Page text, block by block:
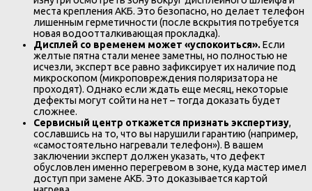
места крепления АКБ. Это безопасно, но делает телефон
лишенным герметичности (после вскрытия потребуется
новая водоотталкивающая прокладка).
Дисплей со временем может «успокоиться».Если
желтые пятна стали менее заметны, но полностью не
исчезли, эксперт все равно зафиксирует их наличие под
микроскопом (микроповреждения поляризатора не
проходят). Однако если ждать еще месяц, некоторые
дефекты могут сойти на нет – тогда доказать будет
сложнее.
Сервисный центр откажется признать экспертизу,
сославшись на то, что вы нарушили гарантию (например,
«самостоятельно нагревали телефон»). В вашем
заключении эксперт должен указать, что дефект
обусловлен именно перегревом в зоне, куда мастер имел
доступ при замене АКБ. Это доказывается картой